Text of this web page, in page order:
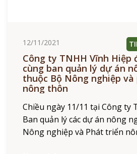
12/11/2021
Công ty TNHH Vĩnh Hiệp
cùng ban quản lý dự án
thuộc Bộ Nông nghiệp
nông thôn
Chiều ngày 11/11 tại Công ty
Ban quản lý các dự án nông
Nông nghiệp và Phát triển